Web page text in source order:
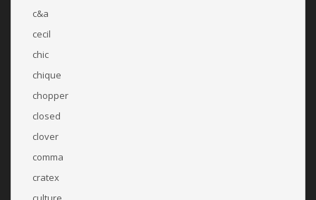
c&a
cecil
chic
chique
chopper
closed
clover
comma
cratex